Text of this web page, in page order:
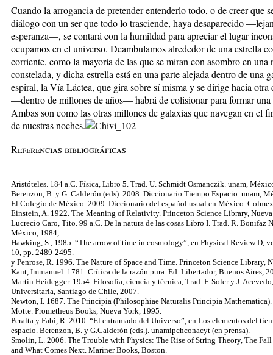
Cuando la arrogancia de pretender entenderlo todo, o de creer que
diálogo con un ser que todo lo trasciende, haya desaparecido
esperanza—, se contará con la humildad para apreciar el lugar
ocupamos en el universo. Deambulamos alrededor de una estrella
corriente, como la mayoría de las que se miran con asombro en una
constelada, y dicha estrella está en una parte alejada dentro de una
espiral, la Vía Láctea, que gira sobre sí misma y se dirige hacia otra
—dentro de millones de años— habrá de colisionar para formar una
Ambas son como las otras millones de galaxias que navegan en el
de nuestras noches.
Referencias bibliográficas
Aristóteles. 184 a.C. Física, Libro 5. Trad. U. Schmidt Osmanczik. unam,
Berenzon, B. y G. Calderón (eds). 2008. Diccionario Tiempo Espacio. unam,
El Colegio de México. 2009. Diccionario del español usual en México.
Einstein, A. 1922. The Meaning of Relativity. Princeton Science Library, Nueva
Lucrecio Caro, Tito. 99 a.C. De la natura de las cosas Libro I. Trad. R. Bonifaz
México, 1984,
Hawking, S., 1985. “The arrow of time in cosmology”, en Physical Review D,
10, pp. 2489-2495.
y Penrose, R. 1996. The Nature of Space and Time. Princeton Science Library,
Kant, Immanuel. 1781. Crítica de la razón pura. Ed. Libertador, Buenos Aires,
Martin Heidegger. 1954. Filosofía, ciencia y técnica, Trad. F. Soler y J.
Universitaria, Santiago de Chile, 2007.
Newton, I. 1687. The Principia (Philosophiae Naturalis Principia Mathematica).
Motte. Prometheus Books, Nueva York, 1995.
Peralta y Fabi, R. 2010. “El entramado del Universo”, en Los elementos del
espacio. Berenzon, B. y G.Calderón (eds.). unamipchconacyt (en prensa).
Smolin, L. 2006. The Trouble with Physics: The Rise of String Theory, The Fall
and What Comes Next. Mariner Books, Boston.